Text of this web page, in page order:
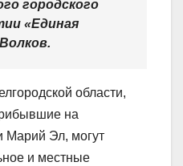
городского
«Единая
области,
на
Марий Эл, могут
и местные